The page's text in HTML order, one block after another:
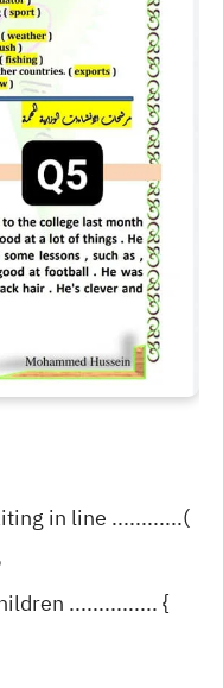
in line ............(
............... {